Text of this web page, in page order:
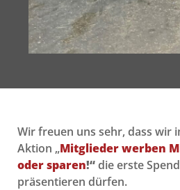
Wir freuen uns sehr, dass wir
Aktion „Mitglieder werben
oder sparen!“die erste
präsentieren dürfen.